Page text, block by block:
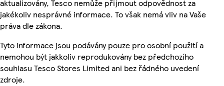
aktualizovány, Tesco nemůže přijmout odpovědnost za
jakékoliv nesprávné informace. To však nemá vliv na Vaše
práva dle zákona.
Tyto informace jsou podávány pouze pro osobní použití a
nemohou být jakkoliv reprodukovány bez předchozího
souhlasu Tesco Stores Limited ani bez řádného uvedení
zdroje.